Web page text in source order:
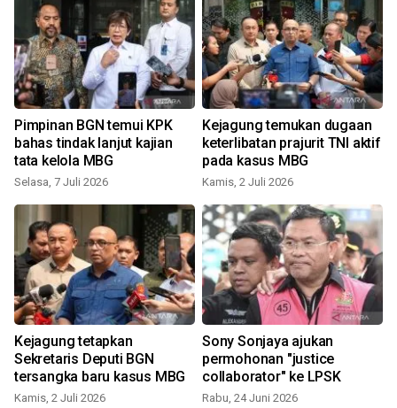
Pimpinan BGN temui KPK
bahas tindak lanjut kajian
tata kelola MBG
Selasa, 7 Juli 2026
Kejagung temukan dugaan
keterlibatan prajurit TNI aktif
pada kasus MBG
Kamis, 2 Juli 2026
Kejagung tetapkan
Sekretaris Deputi BGN
tersangka baru kasus MBG
Kamis, 2 Juli 2026
Sony Sonjaya ajukan
permohonan "justice
collaborator" ke LPSK
Rabu, 24 Juni 2026